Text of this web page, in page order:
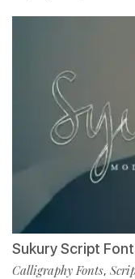
Sukury Script Font
Calligraphy Fonts,